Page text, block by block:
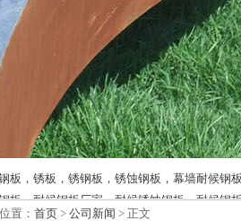
板，锈板，锈钢板，锈蚀钢板，幕墙耐候钢
板，耐候钢板厂家，耐候锈蚀钢板，耐候钢
置： 首页 > 公司新闻 > 正文